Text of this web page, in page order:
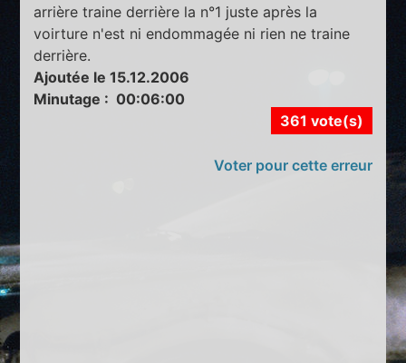
arrière traine derrière la n°1 juste après la
voirture n'est ni endommagée ni rien ne traine
derrière.
Ajoutée le 15.12.2006
Minutage : 00:06:00
361 vote(s)
Voter pour cette erreur